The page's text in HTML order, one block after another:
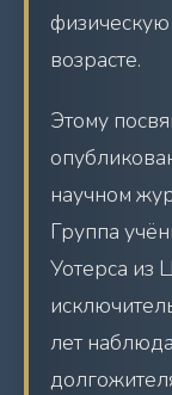
возрасте.
Этому
научном
Группа
Уотерса из
лет